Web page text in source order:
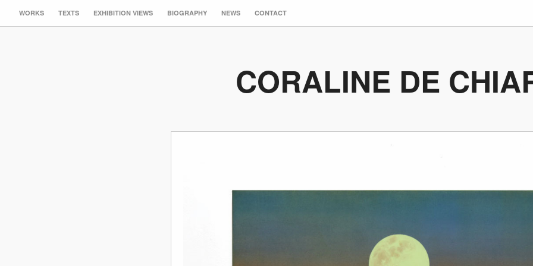
WORKS TEXTS EXHIBITION VIEWS BIOGRAPHY NEWS CONTACT
CORALINE DE